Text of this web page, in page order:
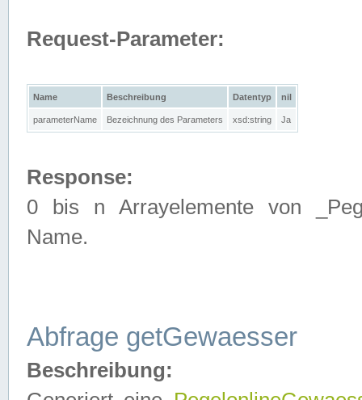
Request-Parameter:
Name Beschreibung Datentyp nil
parameterName Bezeichnung des Parameters xsd:string Ja
Response:
0 bis n Arrayelemente von
Name.
Abfrage getGewaesser
Beschreibung: